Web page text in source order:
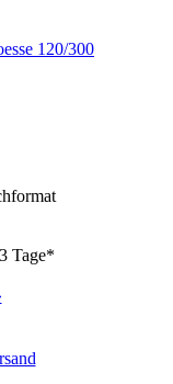
Tage*